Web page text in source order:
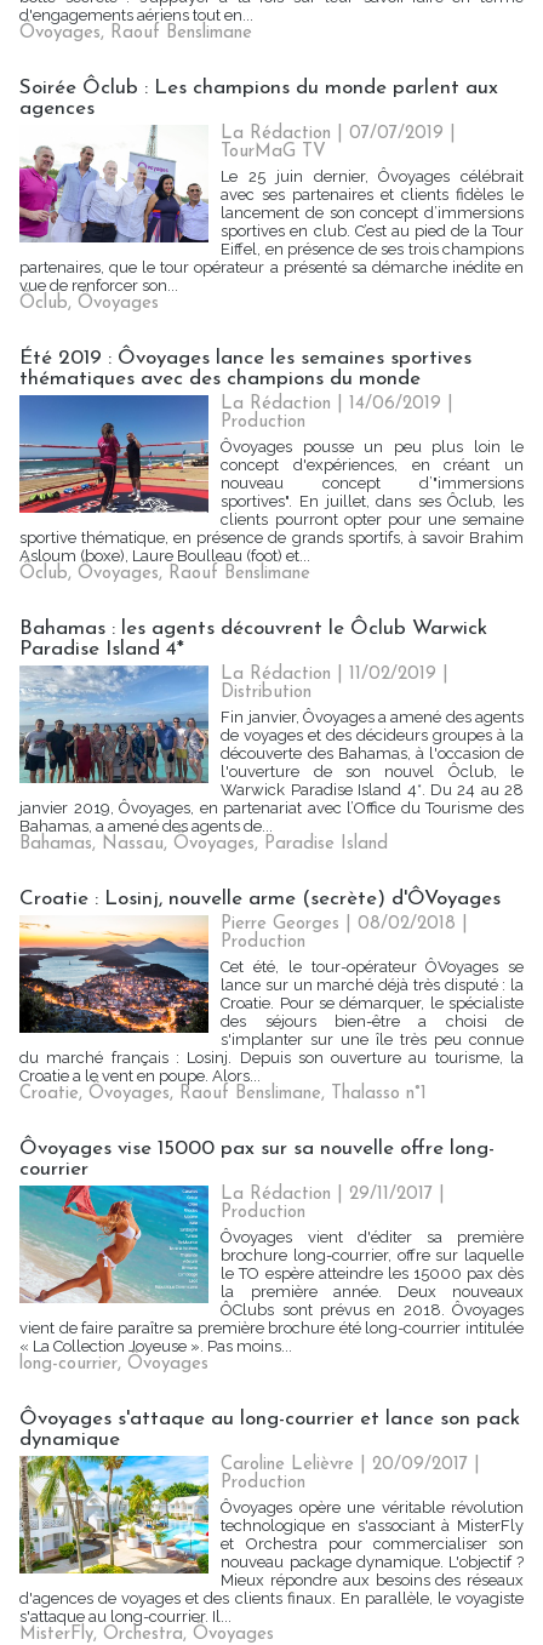
d'engagements aériens tout en...
Ôvoyages, Raouf Benslimane
Soirée Ôclub : Les champions du monde parlent aux
agences
La Rédaction | 07/07/2019
TourMaG TV
Le 25 juin dernier, Ôvoyages célébrait
avec ses partenaires et clients fidèles le
lancement de son concept d’immersions
sportives en club. C’est au pied de la Tour
Eiffel, en présence de ses trois champions
partenaires, que le tour opérateur a présenté sa démarche inédite en
vue de renforcer son...
Ôclub, Ôvoyages
Été 2019 : Ôvoyages lance les semaines sportives
thématiques avec des champions du monde
La Rédaction | 14/06/2019
Production
Ôvoyages pousse un peu plus loin le
concept d'expériences, en créant un
nouveau concept d’"immersions
sportives". En juillet, dans ses Ôclub, les
clients pourront opter pour une semaine
sportive thématique, en présence de grands sportifs, à savoir Brahim
Asloum (boxe), Laure Boulleau (foot) et...
Ôclub, Ôvoyages, Raouf Benslimane
Bahamas : les agents découvrent le Ôclub Warwick
Paradise Island 4*
La Rédaction | 11/02/2019
Distribution
Fin janvier, Ôvoyages a amené des agents
de voyages et des décideurs groupes à la
découverte des Bahamas, à l'occasion de
l'ouverture de son nouvel Ôclub, le
Warwick Paradise Island 4*. Du 24 au 28
janvier 2019, Ôvoyages, en partenariat avec l’Office du Tourisme des
Bahamas, a amené des agents de...
Bahamas, Nassau, Ôvoyages, Paradise Island
Croatie : Losinj, nouvelle arme (secrète) d'ÔVoyages
Pierre Georges | 08/02/2018
Production
Cet été, le tour-opérateur ÔVoyages se
lance sur un marché déjà très disputé : la
Croatie. Pour se démarquer, le spécialiste
des séjours bien-être a choisi de
s'implanter sur une île très peu connue
du marché français : Losinj. Depuis son ouverture au tourisme, la
Croatie a le vent en poupe. Alors...
Croatie, Ôvoyages, Raouf Benslimane, Thalasso n°1
Ôvoyages vise 15000 pax sur sa nouvelle offre long-
courrier
La Rédaction | 29/11/2017
Production
Ôvoyages vient d'éditer sa première
brochure long-courrier, offre sur laquelle
le TO espère atteindre les 15000 pax dès
la première année. Deux nouveaux
ÔClubs sont prévus en 2018. Ôvoyages
vient de faire paraître sa première brochure été long-courrier intitulée
« La Collection Joyeuse ». Pas moins...
long-courrier, Ôvoyages
Ôvoyages s'attaque au long-courrier et lance son pack
dynamique
Caroline Lelièvre | 20/09/2017
Production
Ôvoyages opère une véritable révolution
technologique en s'associant à MisterFly
et Orchestra pour commercialiser son
nouveau package dynamique. L'objectif ?
Mieux répondre aux besoins des réseaux
d'agences de voyages et des clients finaux. En parallèle, le voyagiste
s'attaque au long-courrier. Il...
MisterFly, Orchestra, Ôvoyages